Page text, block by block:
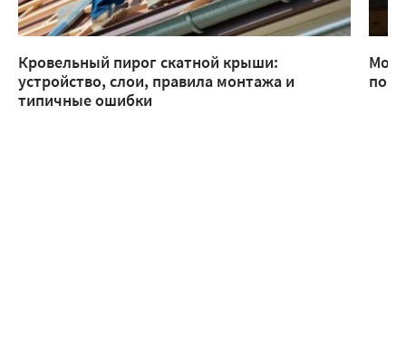
Кровельный пирог скатной крыши:
устройство, слои, правила монтажа и
типичные ошибки